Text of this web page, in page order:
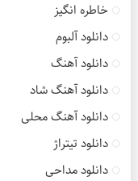
خاطره انگیز
دانلود آلبوم
دانلود آهنگ
دانلود آهنگ شاد
دانلود آهنگ محلی
دانلود تیتراژ
دانلود مداحی